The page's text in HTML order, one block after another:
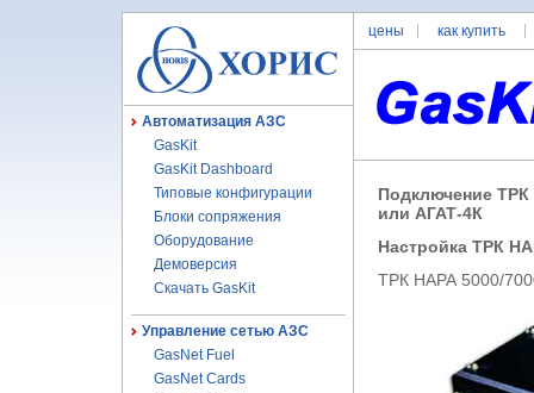
Автоматизация АЗС
GasKit
GasKit Dashboard
Типовые конфигурации
Блоки сопряжения
Оборудование
Демоверсия
Скачать GasKit
Управление сетью АЗС
GasNet Fuel
GasNet Cards
цены как купить
Подключение
или АГАТ-4К
Настройка ТРК
ТРК НАРА 5000/